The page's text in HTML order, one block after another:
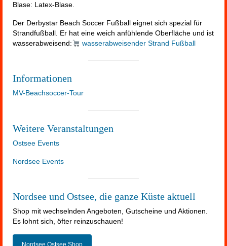
Blase: Latex-Blase.
Der Derbystar Beach Soccer Fußball eignet sich spezial für
Strandfußball. Er hat eine weich anfühlende Oberfläche und ist
wasserabweisend:
wasserabweisender Strand Fußball
Informationen
MV-Beachsoccer-Tour
Weitere Veranstaltungen
Ostsee Events
Nordsee Events
Nordsee und Ostsee, die ganze Küste aktuell
Shop mit wechselnden Angeboten, Gutscheine und Aktionen.
Es lohnt sich, öfter reinzuschauen!
Nordsee Ostsee Shop